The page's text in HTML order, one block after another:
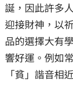
誕，因此許多
迎接財神，以
品的選擇大有
響好運。例如
「貧」諧音相